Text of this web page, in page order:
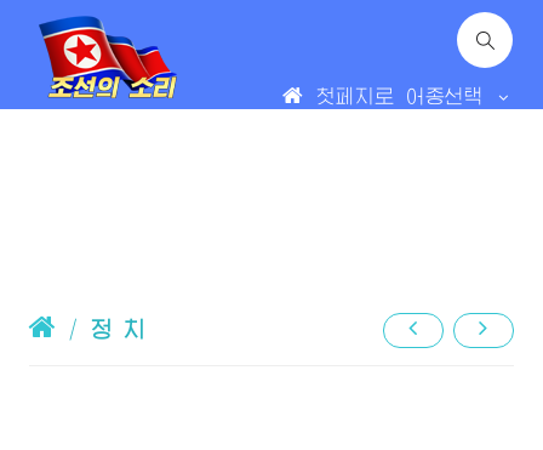
첫페지로 어종선택
/ 정 치